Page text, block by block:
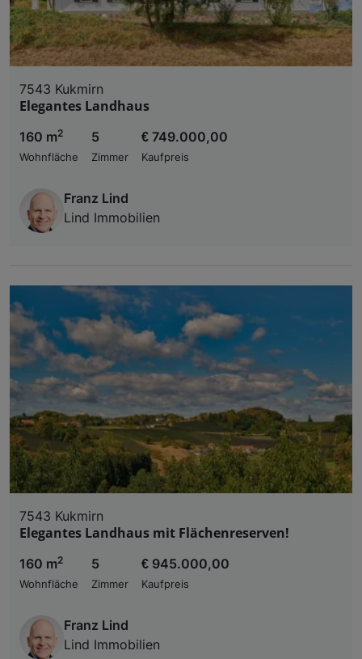
7543 Kukmirn
Elegantes Landhaus
160 m2
Wohnfläche
5
Zimmer
€ 749.000,00
Kaufpreis
Franz Lind
Lind Immobilien
7543 Kukmirn
Elegantes Landhaus mit Flächenreserven!
160 m2
Wohnfläche
5
Zimmer
€ 945.000,00
Kaufpreis
Franz Lind
Lind Immobilien